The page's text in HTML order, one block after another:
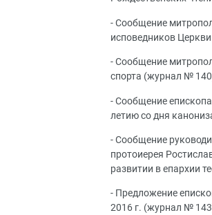
- Сообщение
исповедников
- Сообщение
спорта (журнал №
- Сообщение
летию со дня
- Сообщение
протоиерея
развитии в епархии
- Предложение
2016 г. (журнал №